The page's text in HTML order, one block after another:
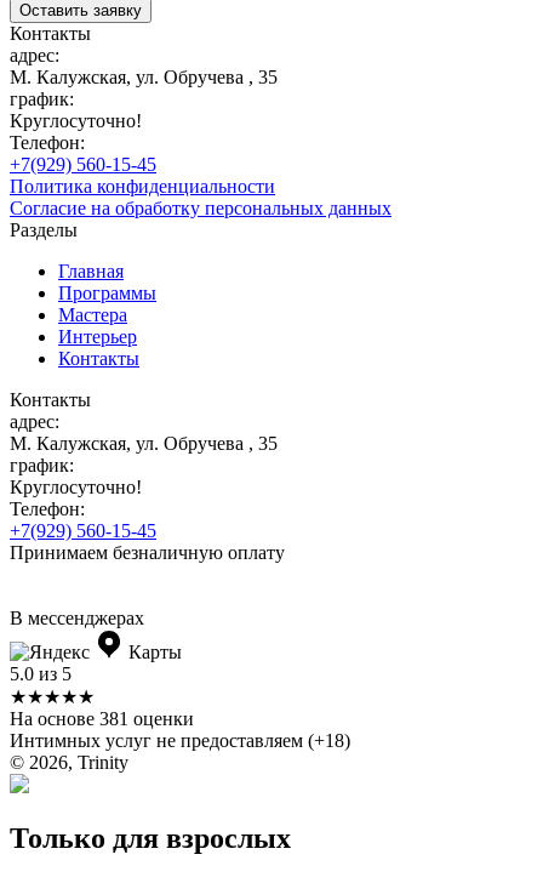
Контакты
адрес:
М. Калужская, ул. Обручева , 35
график:
Круглосуточно!
Телефон:
+7(929) 560-15-45
Политика конфиденциальности
Согласие на обработку персональных данных
Разделы
Главная
Программы
Мастера
Интерьер
Контакты
Контакты
адрес:
М. Калужская, ул. Обручева , 35
график:
Круглосуточно!
Телефон:
+7(929) 560-15-45
Принимаем безналичную оплату
В мессенджерах
Карты
5.0 из 5
★★★★★
На основе 381 оценки
Интимных услуг не предоставляем (+18)
© 2026, Trinity
Только для взрослых